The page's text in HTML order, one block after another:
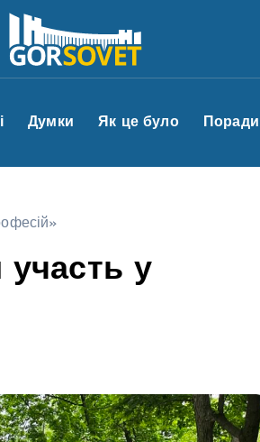
Думки Як це було Поради
участь у